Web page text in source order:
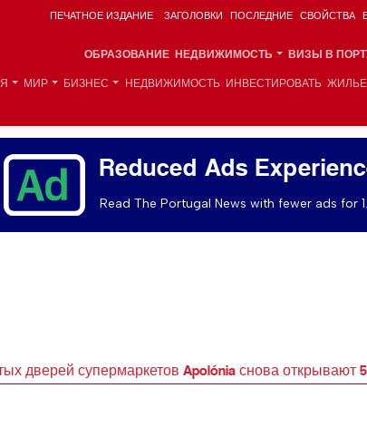
ПЕЧАТНОЕ ИЗДАНИЕ ЗАГОЛОВКИ ПОСЛЕДНИЕ СВОЙСТВА
ОБРАЗОВАНИЕ НЕДВИЖИМОСТЬ ВИЗЫ В
МИР БИЗНЕС НЕДВИЖИМОСТЬ ИНВЕСТИРОВАТЬ ЖИЛЬЕ
Reduced Ads
Read The Portugal News with fewer ads for
дверей супермаркетов Apolónia снова открывают